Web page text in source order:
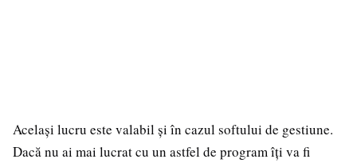
Același lucru este valabil și în cazul softului de gestiune.
Dacă nu ai mai lucrat cu un astfel de program îți va fi